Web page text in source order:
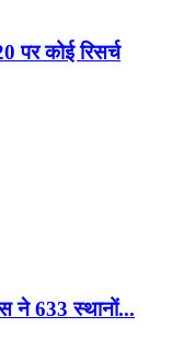
पर कोई रिसर्च
ने 633 स्थानों...